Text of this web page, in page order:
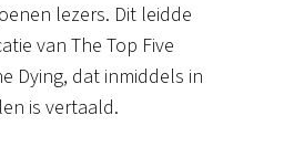
lezers. Dit leidde
van The Top Five
Dying, dat inmiddels in
is vertaald.